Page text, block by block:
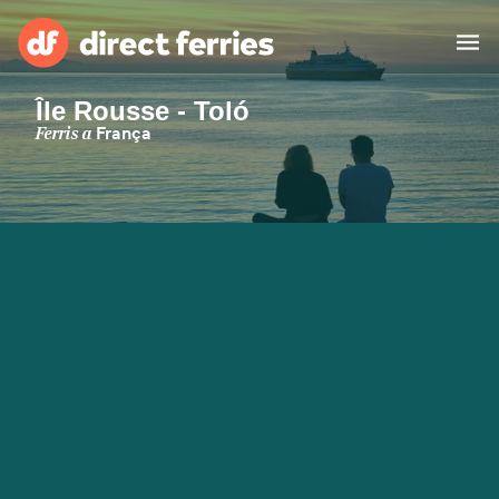
Països
Bitllets de Ferry
Île Rousse - Toló
Ferris aFrança